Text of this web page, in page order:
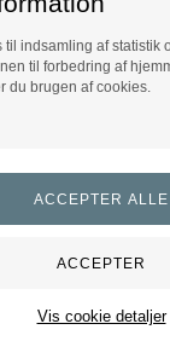
til indsamling af statistik
til forbedring af
du brugen af cookies.
Vis cookie detaljer
Classic Sports Mesh Spring Underlag - Taupe
Evt.